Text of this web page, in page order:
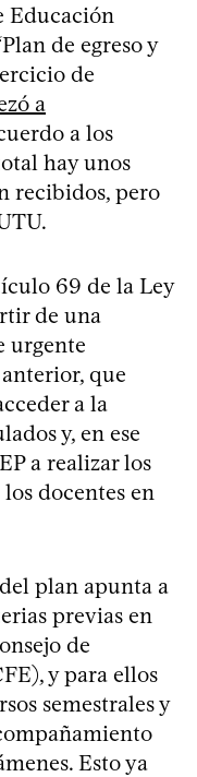
Educación
de egreso y
de
a
a los
hay unos
recibidos, pero
69 de la Ley
de una
urgente
que
a la
y, en ese
a realizar los
docentes en
plan apunta a
previas en
de
y para ellos
semestrales y
Esto ya